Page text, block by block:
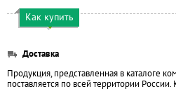
Как купить
Доставка
Продукция, представленная в каталоге
поставляется по всей территории